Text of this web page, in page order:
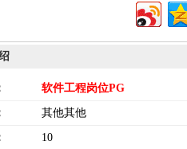
软件工程岗位PG
其他其他
10